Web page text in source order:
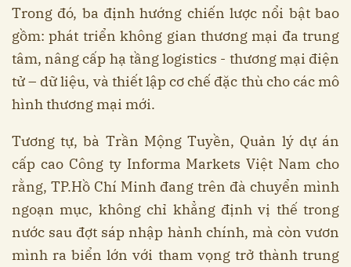
Trong đó, ba định hướng chiến lược nổi bật bao
gồm: phát triển không gian thương mại đa trung
tâm, nâng cấp hạ tầng logistics - thương mại điện
tử – dữ liệu, và thiết lập cơ chế đặc thù cho các mô
hình thương mại mới.
Tương tự, bà Trần Mộng Tuyền, Quản lý dự án
cấp cao Công ty Informa Markets Việt Nam cho
rằng, TP.Hồ Chí Minh đang trên đà chuyển mình
ngoạn mục, không chỉ khẳng định vị thế trong
nước sau đợt sáp nhập hành chính, mà còn vươn
mình ra biển lớn với tham vọng trở thành trung